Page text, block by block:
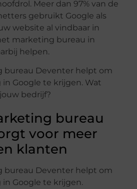
Meer dan 97% van de
gebruikt Google als
website al vindbaar in
marketing bureau in
helpen.
bureau Deventer helpt om
Google te krijgen. Wat
bedrijf?
bureau
voor meer
klanten
bureau Deventer helpt om
Google te krijgen.